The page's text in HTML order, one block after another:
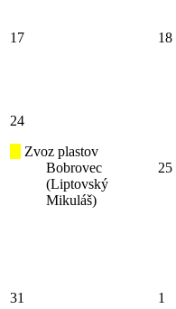
17 18
24
Zvoz plastov
Bobrovec
(Liptovský
Mikuláš)
25
31 1